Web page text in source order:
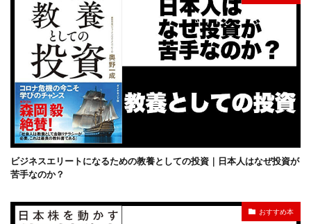
ビジネスエリートになるための教養としての投資｜日本人はなぜ投資が
苦手なのか？
おすすめ本